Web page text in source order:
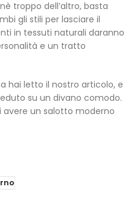
troppo dell’altro, basta
gli stili per lasciare il
in tessuti naturali daranno
e un tratto
hai letto il nostro articolo, e
su un divano comodo.
avere un salotto moderno